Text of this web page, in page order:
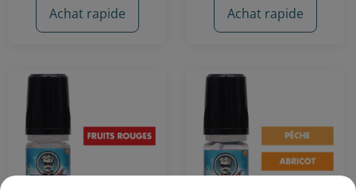
2 avis
Achat rapide
3 avis
Achat rapide